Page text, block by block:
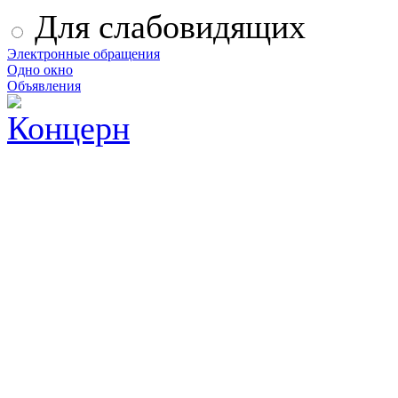
Для слабовидящих
Электронные обращения
Одно окно
Объявления